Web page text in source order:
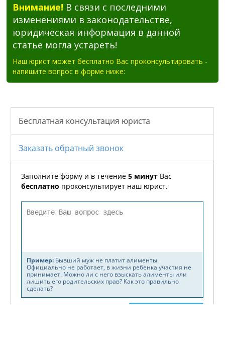
Внимание! В связи с последними
изменениями в законодательстве,
юридическая информация в данной
статье могла устареть!
Наш юрист может бесплатно Вас проконсультировать -
напишите вопрос в форме ниже: